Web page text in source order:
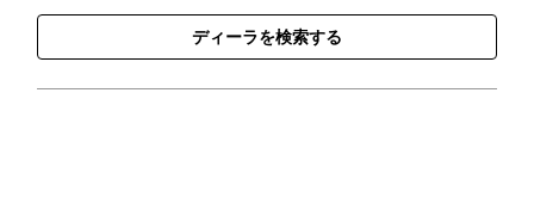
ディーラを検索する